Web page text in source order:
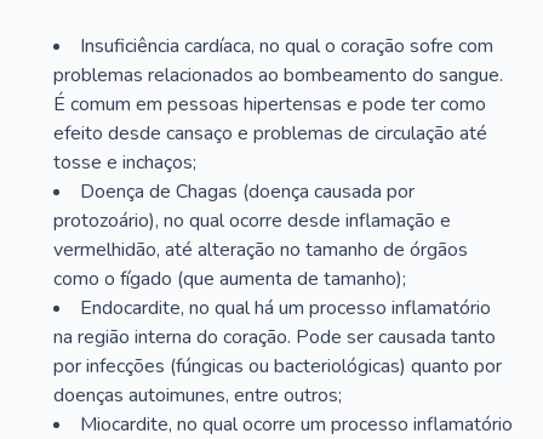
Insuficiência cardíaca, no qual o coração sofre com
problemas relacionados ao bombeamento do sangue.
É comum em pessoas hipertensas e pode ter como
efeito desde cansaço e problemas de circulação até
tosse e inchaços;
Doença de Chagas (doença causada por
protozoário), no qual ocorre desde inflamação e
vermelhidão, até alteração no tamanho de órgãos
como o fígado (que aumenta de tamanho);
Endocardite, no qual há um processo inflamatório
na região interna do coração. Pode ser causada tanto
por infecções (fúngicas ou bacteriológicas) quanto por
doenças autoimunes, entre outros;
Miocardite, no qual ocorre um processo inflamatório